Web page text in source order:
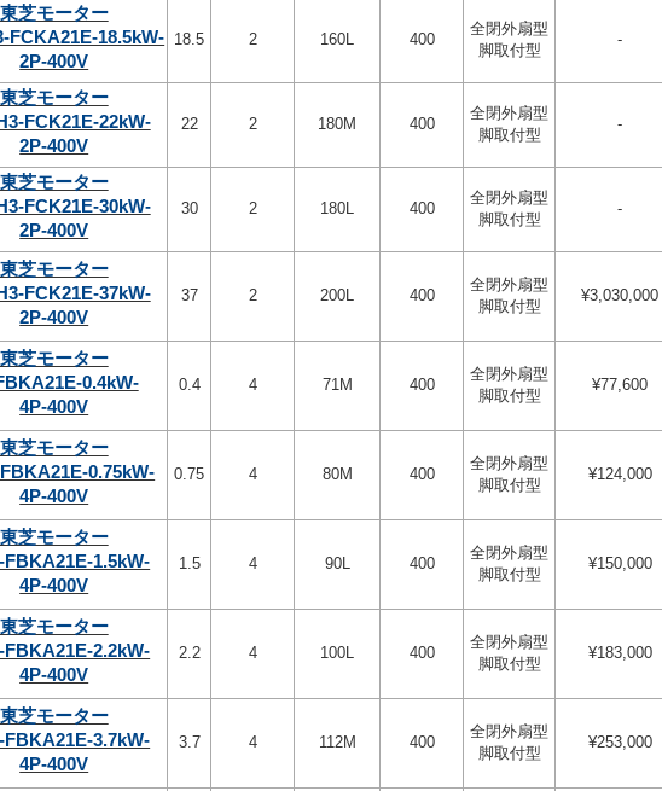
東芝モーター
FCKA21E-18.5kW-
2P-400V
18.5 2 160L 400
全閉外扇型
脚取付型
-
東芝モーター
FCK21E-22kW-
2P-400V
22 2 180M 400
全閉外扇型
脚取付型
-
東芝モーター
FCK21E-30kW-
2P-400V
30 2 180L 400
全閉外扇型
脚取付型
-
東芝モーター
FCK21E-37kW-
2P-400V
37 2 200L 400
全閉外扇型
脚取付型
¥3,030,000
東芝モーター
0.4kW-
4P-400V
0.4 4 71M 400
全閉外扇型
脚取付型
¥77,600
東芝モーター
0.75kW-
4P-400V
0.75 4 80M 400
全閉外扇型
脚取付型
¥124,000
東芝モーター
FBKA21E-1.5kW-
4P-400V
1.5 4 90L 400
全閉外扇型
脚取付型
¥150,000
東芝モーター
FBKA21E-2.2kW-
4P-400V
2.2 4 100L 400
全閉外扇型
脚取付型
¥183,000
東芝モーター
FBKA21E-3.7kW-
4P-400V
3.7 4 112M 400
全閉外扇型
脚取付型
¥253,000